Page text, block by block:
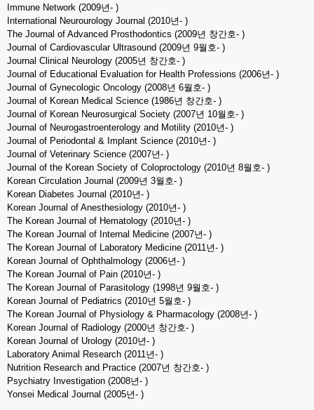
Immune Network (2009년- )
International Neurourology Journal (2010년- )
The Journal of Advanced Prosthodontics (2009년 창간호- )
Journal of Cardiovascular Ultrasound (2009년 9월호- )
Journal Clinical Neurology (2005년 창간호- )
Journal of Educational Evaluation for Health Professions (2006년- )
Journal of Gynecologic Oncology (2008년 6월호- )
Journal of Korean Medical Science (1986년 창간호- )
Journal of Korean Neurosurgical Society (2007년 10월호- )
Journal of Neurogastroenterology and Motility (2010년- )
Journal of Periodontal & Implant Science (2010년- )
Journal of Veterinary Science (2007년- )
Journal of the Korean Society of Coloproctology (2010년 8월호- )
Korean Circulation Journal (2009년 3월호- )
Korean Diabetes Journal (2010년- )
Korean Journal of Anesthesiology (2010년- )
The Korean Journal of Hematology (2010년- )
The Korean Journal of Internal Medicine (2007년- )
The Korean Journal of Laboratory Medicine (2011년- )
Korean Journal of Ophthalmology (2006년- )
The Korean Journal of Pain (2010년- )
The Korean Journal of Parasitology (1998년 9월호- )
Korean Journal of Pediatrics (2010년 5월호- )
The Korean Journal of Physiology & Pharmacology (2008년- )
Korean Journal of Radiology (2000년 창간호- )
Korean Journal of Urology (2010년- )
Laboratory Animal Research (2011년- )
Nutrition Research and Practice (2007년 창간호- )
Psychiatry Investigation (2008년- )
Yonsei Medical Journal (2005년- )